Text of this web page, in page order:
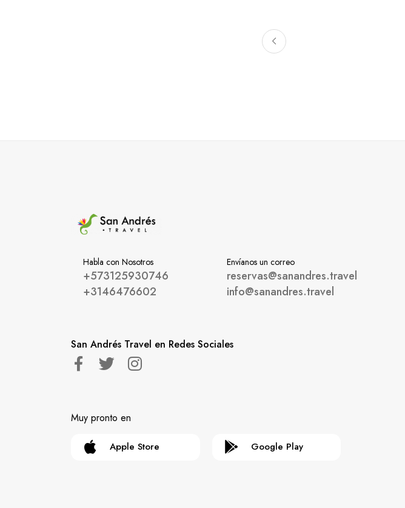
Habla con Nosotros
+573125930746
+3146476602
Envíanos un correo
reservas@sanandres.travel
info@sanandres.travel
San Andrés Travel en Redes Sociales
Muy pronto en
Apple Store Google Play